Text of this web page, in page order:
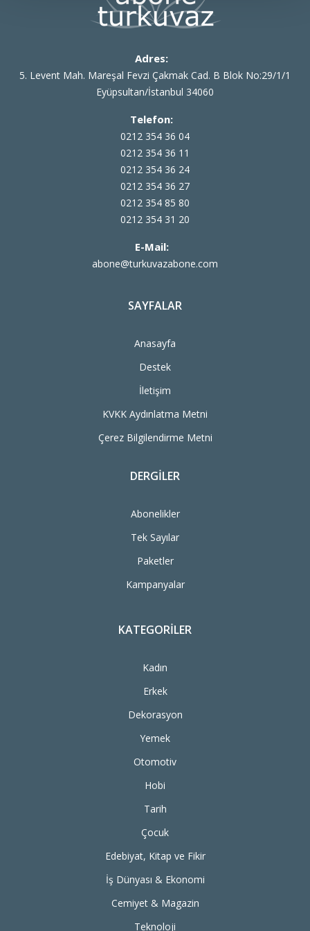
Adres:
5. Levent Mah. Mareşal Fevzi Çakmak Cad. B Blok No:29/1/1
Eyüpsultan/İstanbul 34060
Telefon:
0212 354 36 04
0212 354 36 11
0212 354 36 24
0212 354 36 27
0212 354 85 80
0212 354 31 20
E-Mail:
abone@turkuvazabone.com
SAYFALAR
Anasayfa
Destek
İletişim
KVKK Aydınlatma Metni
Çerez Bilgilendirme Metni
DERGILER
Abonelikler
Tek Sayılar
Paketler
Kampanyalar
KATEGORILER
Kadın
Erkek
Dekorasyon
Yemek
Otomotiv
Hobi
Tarih
Çocuk
Edebiyat, Kitap ve Fikir
İş Dünyası & Ekonomi
Cemiyet & Magazin
Teknoloji